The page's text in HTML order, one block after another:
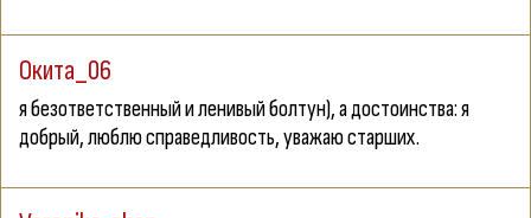
Окита_06
я безответственный и ленивый болтун), а достоинства: я
добрый, люблю справедливость, уважаю старших.